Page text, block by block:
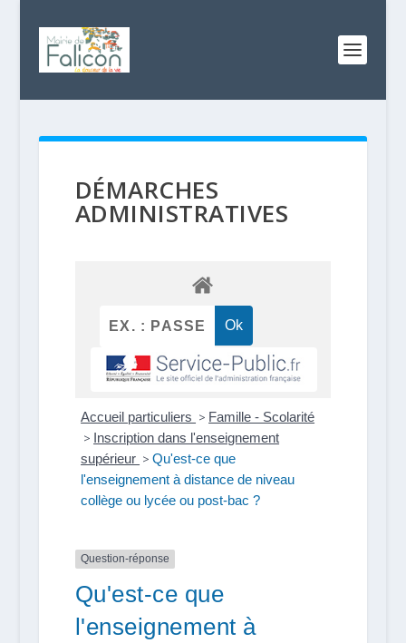
DÉMARCHES
ADMINISTRATIVES
Accueil particuliers > Famille - Scolarité
> Inscription dans l'enseignement
supérieur > Qu'est-ce que
l'enseignement à distance de niveau
collège ou lycée ou post-bac ?
Question-réponse
Qu'est-ce que
l'enseignement à